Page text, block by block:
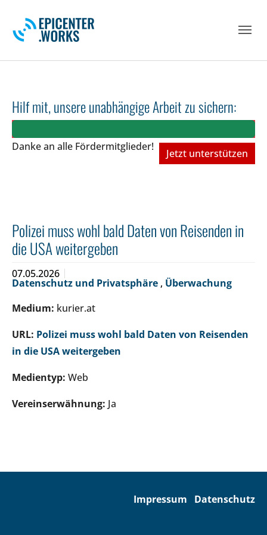
Hilf mit, unsere unabhängige Arbeit zu sichern:
Danke an alle Fördermitglieder!
Jetzt unterstützen
Polizei muss wohl bald Daten von Reisenden in
die USA weitergeben
07.05.2026
Datenschutz und Privatsphäre , Überwachung
Medium: kurier.at
URL: Polizei muss wohl bald Daten von Reisenden
in die USA weitergeben
Medientyp: Web
Vereinserwähnung: Ja
Impressum Datenschutz